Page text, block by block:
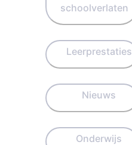
schoolverlaten
Leerprestaties
Nieuws
Onderwijs